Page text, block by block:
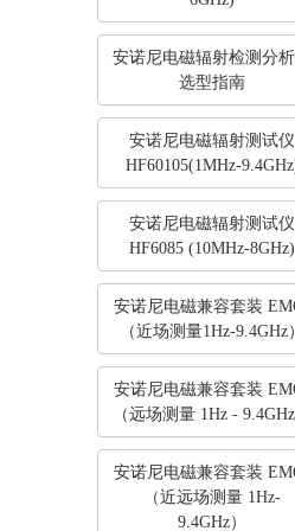
安诺尼电磁辐射检测分
选型指南
安诺尼电磁辐射测试仪
HF60105(1MHz-
安诺尼电磁辐射测试仪
HF6085 (10MHz-8GHz)
安诺尼电磁兼容套装
（近场测量1Hz-9.4GHz）
安诺尼电磁兼容套装
（远场测量 1Hz - 9.4GHz
安诺尼电磁兼容套装
（近远场测量 1Hz-
9.4GHz）